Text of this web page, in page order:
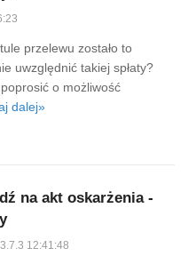
przelewu zostało to
uwzględnić takiej spłaty?
o możliwość
dalej»
na akt oskarżenia -
12:41:48